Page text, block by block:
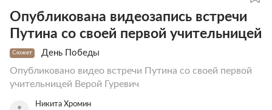
Опубликована видеозапись встречи
Путина со своей первой учительницей
Сюжет День Победы
Опубликовано видео встречи Путина со своей первой
учительницей Верой Гуревич
Никита Хромин